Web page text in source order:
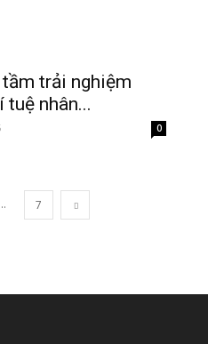
trải nghiệm
tuệ nhân...
0
... 7